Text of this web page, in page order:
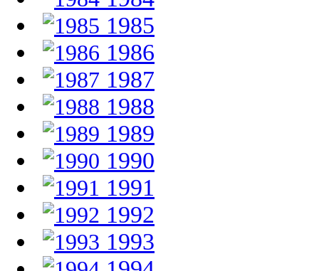
1985
1986
1987
1988
1989
1990
1991
1992
1993